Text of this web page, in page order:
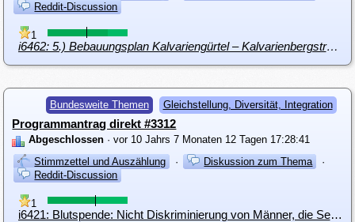
Reddit-Discussion
1
i6462: 5.) Bebauungsplan Kalvariengürtel – Kalvarienbergstraße – Grimmgasse - Austeingasse
Bundesweite Themen Gleichstellung, Diversität, Integration
Programmantrag direkt #3312
Abgeschlossen · vor 10 Jahrs 7 Monaten 12 Tagen 17:28:41
Stimmzettel und Auszählung
· Diskussion zum Thema
·
Reddit-Discussion
1
i6421: Blutspende: Nicht Diskriminierung von Männer, die Sex mit Männern haben.